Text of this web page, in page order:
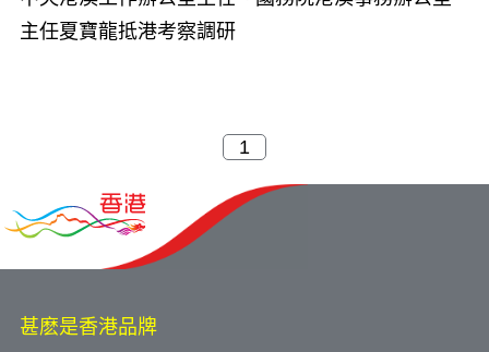
主任夏寶龍抵港考察調研
甚麽是香港品牌